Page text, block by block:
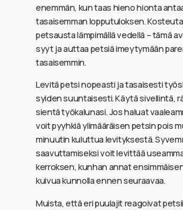
enemmän, kun taas hieno hionta
tasaisemman lopputuloksen.
petsausta lämpimällä vedellä – tämä
syyt ja auttaa petsiä imeytymään
tasaisemmin.
Levitä petsi nopeasti ja tasaisesti
syiden suuntaisesti. Käytä sivellintä,
sientä työkalunasi. Jos haluat
voit pyyhkiä ylimääräisen petsin pois
minuutin kuluttua levityksestä.
saavuttamiseksi voit levittää
kerroksen, kunhan annat
kuivua kunnolla ennen seuraavaa.
Muista, että eri puulajit reagoivat